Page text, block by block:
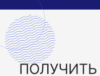
ПОЛУЧИТЬ